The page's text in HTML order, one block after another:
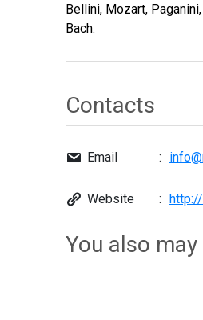
Bellini, Mozart,
Bach.
Contacts
Email
Website
You also may